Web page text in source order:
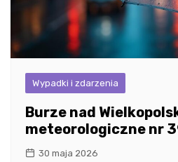
Wypadki i zdarzenia
Burze nad
meteorologiczne nr
30 maja 2026